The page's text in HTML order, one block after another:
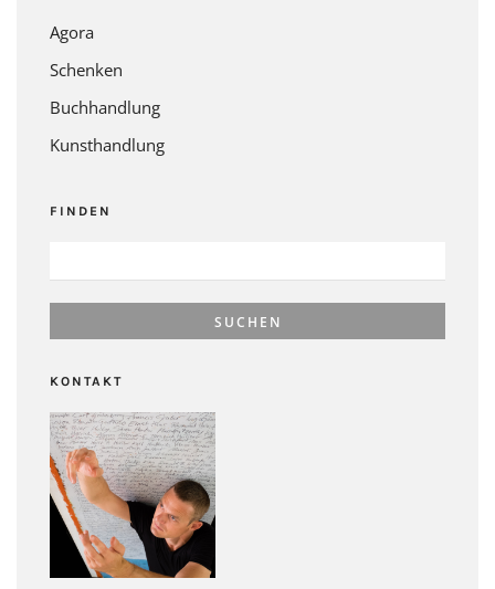
Agora
Schenken
Buchhandlung
Kunsthandlung
FINDEN
NACH:
KONTAKT